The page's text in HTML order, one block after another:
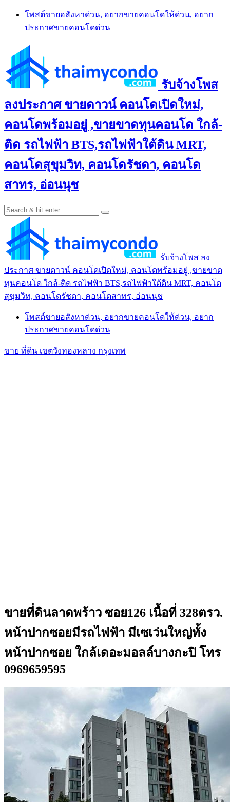
Skip
content
โพสต์ขายอสังหาด่วน, อยากขายคอนโดให้ด่วน, อยาก
ประกาศขายคอนโดด่วน
รับจ้างโพส
ลงประกาศ ขายดาวน์ คอนโดเปิดใหม่,
คอนโดพร้อมอยู่ ,ขายขาดทุนคอนโด ใกล้-
ติด รถไฟฟ้า BTS,รถไฟฟ้าใต้ดิน MRT,
คอนโดสุขุมวิท, คอนโดรัชดา, คอนโด
สาทร, อ่อนนุช
รับจ้างโพส ลง
ประกาศ ขายดาวน์ คอนโดเปิดใหม่, คอนโดพร้อมอยู่ ,ขายขาด
ทุนคอนโด ใกล้-ติด รถไฟฟ้า BTS,รถไฟฟ้าใต้ดิน MRT, คอนโด
สุขุมวิท, คอนโดรัชดา, คอนโดสาทร, อ่อนนุช
โพสต์ขายอสังหาด่วน, อยากขายคอนโดให้ด่วน, อยาก
ประกาศขายคอนโดด่วน
ขาย ที่ดิน เขตวังทองหลาง กรุงเทพ
ขายที่ดินลาดพร้าว ซอย126 เนื้อที่ 328ตรว.
หน้าปากซอยมีรถไฟฟ้า มีเซเว่นใหญ่ทั้ง
หน้าปากซอย ใกล้เดอะมอลล์บางกะปิ โทร
0969659595